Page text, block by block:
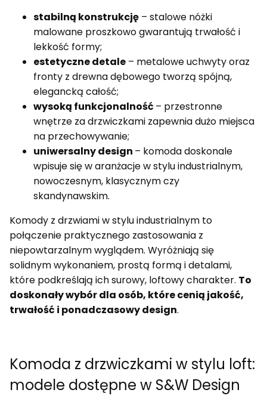
stabilną konstrukcję – stalowe nóżki
malowane proszkowo gwarantują trwałość i
lekkość formy;
estetyczne detale – metalowe uchwyty oraz
fronty z drewna dębowego tworzą spójną,
elegancką całość;
wysoką funkcjonalność – przestronne
wnętrze za drzwiczkami zapewnia dużo miejsca
na przechowywanie;
uniwersalny design – komoda doskonale
wpisuje się w aranżacje w stylu industrialnym,
nowoczesnym, klasycznym czy
skandynawskim.
Komody z drzwiami w stylu industrialnym to
połączenie praktycznego zastosowania z
niepowtarzalnym wyglądem. Wyróżniają się
solidnym wykonaniem, prostą formą i detalami,
które podkreślają ich surowy, loftowy charakter. To
doskonały wybór dla osób, które cenią jakość,
trwałość i ponadczasowy design.
Komoda z drzwiczkami w stylu loft:
modele dostępne w S&W Design